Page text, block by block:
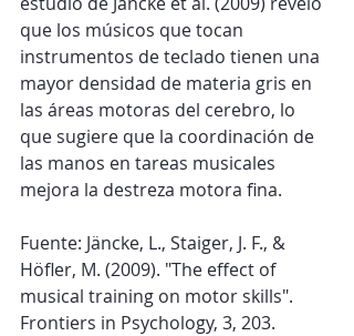
que los músicos que tocan
instrumentos de teclado tienen una
mayor densidad de materia gris en
las áreas motoras del cerebro, lo
que sugiere que la coordinación de
las manos en tareas musicales
mejora la destreza motora fina.
Fuente: Jäncke, L., Staiger, J. F., &
Höfler, M. (2009). "The effect of
musical training on motor skills".
Frontiers in Psychology, 3, 203.